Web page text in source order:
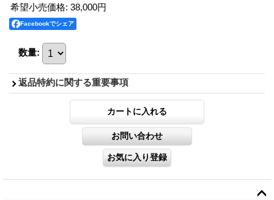
希望小売価格: 38,000円
Facebookでシェア
数量:
返品特約に関する重要事項